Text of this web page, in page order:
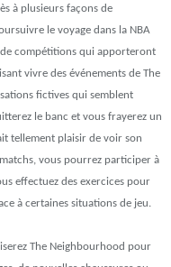
à plusieurs façons de
le voyage dans la NBA
de compétitions qui apporteront
vivre des événements de The
fictives qui semblent
le banc et vous frayerez un
tellement plaisir de voir son
vous pourrez participer à
effectuez des exercices pour
à certaines situations de jeu.
The Neighbourhood pour